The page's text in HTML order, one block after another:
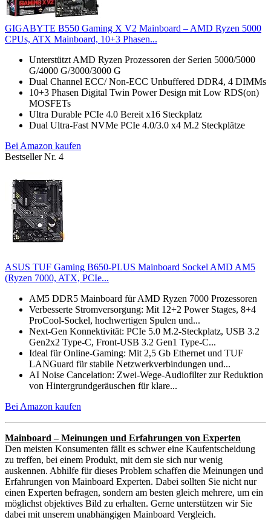
GIGABYTE B550 Gaming X V2 Mainboard – AMD Ryzen 5000
CPUs, ATX Mainboard, 10+3 Phasen...
Unterstützt AMD Ryzen Prozessoren der Serien 5000/5000
G/4000 G/3000/3000 G
Dual Channel ECC/ Non-ECC Unbuffered DDR4, 4 DIMMs
10+3 Phasen Digital Twin Power Design mit Low RDS(on)
MOSFETs
Ultra Durable PCIe 4.0 Bereit x16 Steckplatz
Dual Ultra-Fast NVMe PCIe 4.0/3.0 x4 M.2 Steckplätze
Bei Amazon kaufen
Bestseller Nr. 4
ASUS TUF Gaming B650-PLUS Mainboard Sockel AMD AM5
(Ryzen 7000, ATX, PCIe...
AM5 DDR5 Mainboard für AMD Ryzen 7000 Prozessoren
Verbesserte Stromversorgung: Mit 12+2 Power Stages, 8+4
ProCool-Sockel, hochwertigen Spulen und...
Next-Gen Konnektivität: PCIe 5.0 M.2-Steckplatz, USB 3.2
Gen2x2 Type-C, Front-USB 3.2 Gen1 Type-C...
Ideal für Online-Gaming: Mit 2,5 Gb Ethernet und TUF
LANGuard für stabile Netzwerkverbindungen und...
AI Noise Cancelation: Zwei-Wege-Audiofilter zur Reduktion
von Hintergrundgeräuschen für klare...
Bei Amazon kaufen
Mainboard – Meinungen und Erfahrungen von Experten
Den meisten Konsumenten fällt es schwer eine Kaufentscheidung
zu treffen, bei einem Produkt, mit dem sie sich nur wenig
auskennen. Abhilfe für dieses Problem schaffen die Meinungen und
Erfahrungen von Mainboard Experten. Dabei sollten Sie nicht nur
einen Experten befragen, sondern am besten gleich mehrere, um ein
möglichst objektives Bild zu erhalten. Gerne unterstützen wir Sie
dabei mit unserem unabhängigen Mainboard Vergleich.